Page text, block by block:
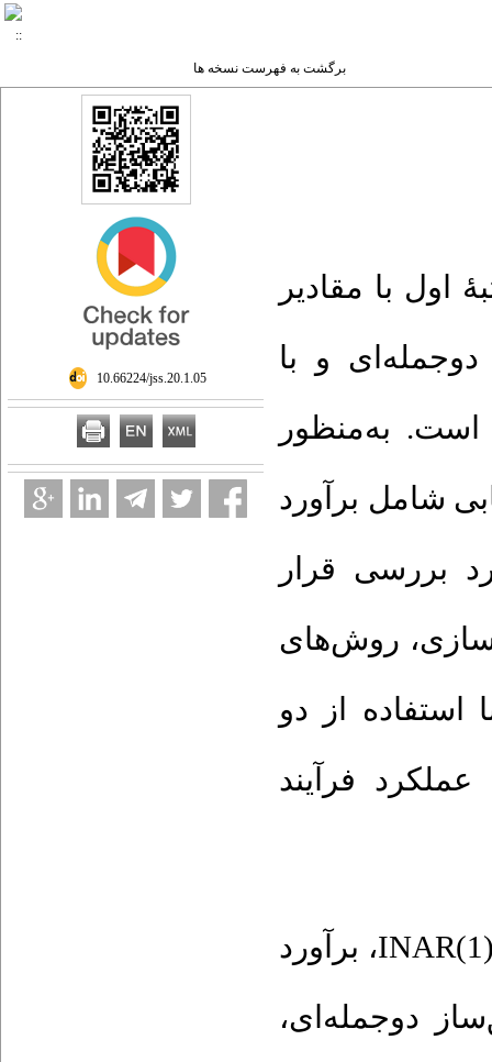
برگشت به فهرست نسخه ها
اول با مقادیر
و با
به‌منظور
شامل برآورد
بررسی قرار
روش‌های
استفاده از دو
فرآیند
، برآورد
دوجمله‌ای،
‎ 10.66224/jss.20.1.05